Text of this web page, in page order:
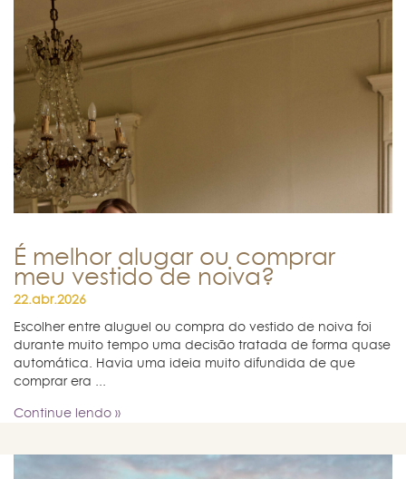
É melhor alugar ou comprar
meu vestido de noiva?
22.abr.2026
Escolher entre aluguel ou compra do vestido de noiva foi
durante muito tempo uma decisão tratada de forma quase
automática. Havia uma ideia muito difundida de que
comprar era ...
Continue lendo »